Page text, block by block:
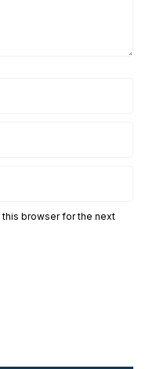
this browser for the next